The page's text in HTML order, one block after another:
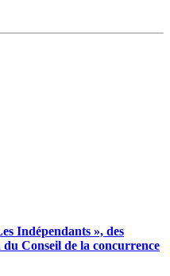
Indépendants », des
du Conseil de la concurrence